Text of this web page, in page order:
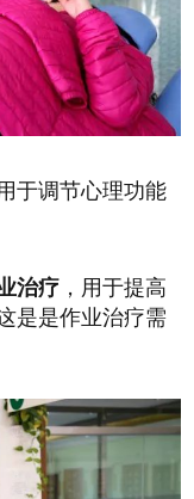
于调节心理功能
治疗 ，用于提高
是是作业治疗需